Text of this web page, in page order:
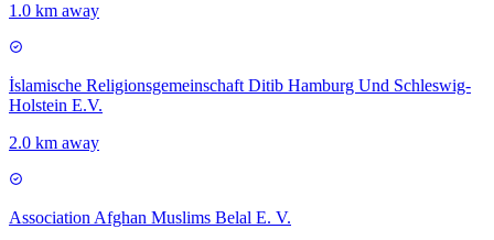
1.0 km away
İslamische Religionsgemeinschaft Ditib Hamburg Und Schleswig-
Holstein E.V.
2.0 km away
Association Afghan Muslims Belal E. V.